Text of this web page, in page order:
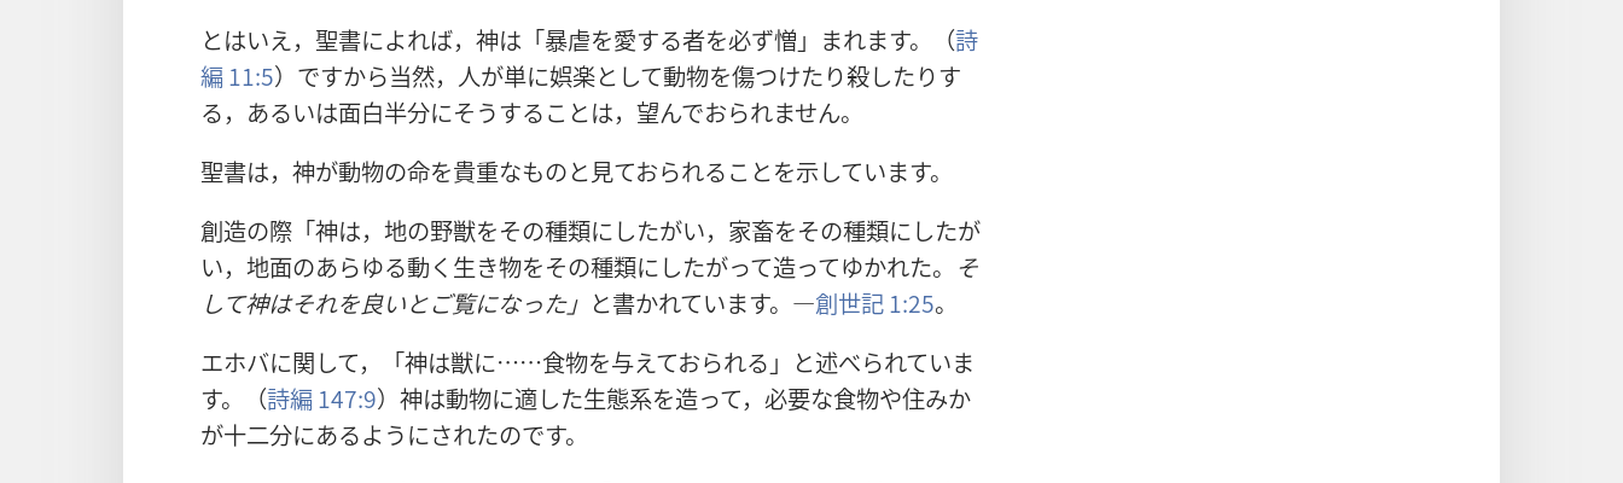
とはいえ，聖書によれば，神は「暴虐を愛する者を必ず憎」まれます。（詩
編 11:5）ですから当然，人が単に娯楽として動物を傷つけたり殺したりす
る，あるいは面白半分にそうすることは，望んでおられません。
聖書は，神が動物の命を貴重なものと見ておられることを示しています。
創造の際「神は，地の野獣をその種類にしたがい，家畜をその種類にしたが
い，地面のあらゆる動く生き物をその種類にしたがって造ってゆかれた。 そ
して神はそれを良いとご覧になった」 と書かれています。―創世記 1:25。
エホバに関して，「神は獣に……食物を与えておられる」と述べられていま
す。（詩編 147:9）神は動物に適した生態系を造って，必要な食物や住みか
が十二分にあるようにされたのです。